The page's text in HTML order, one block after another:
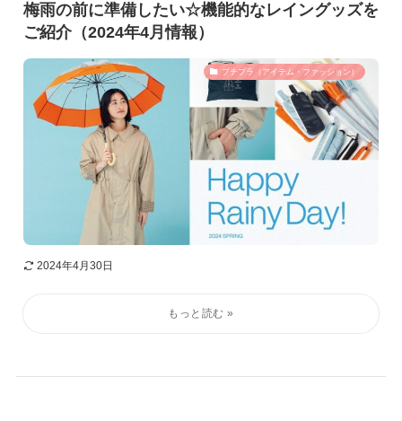
梅雨の前に準備したい☆機能的なレイングッズを
ご紹介（2024年4月情報）
プチプラ（アイテム・ファッション）
2024年4月30日